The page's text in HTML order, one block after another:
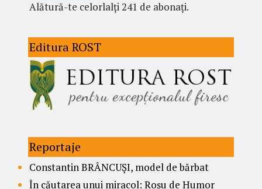
Alătură-te celorlalți 241 de abonați.
Editura ROST
Reportaje
Constantin BRÂNCUȘI, model de bărbat
În căutarea unui miracol: Roșu de Humor